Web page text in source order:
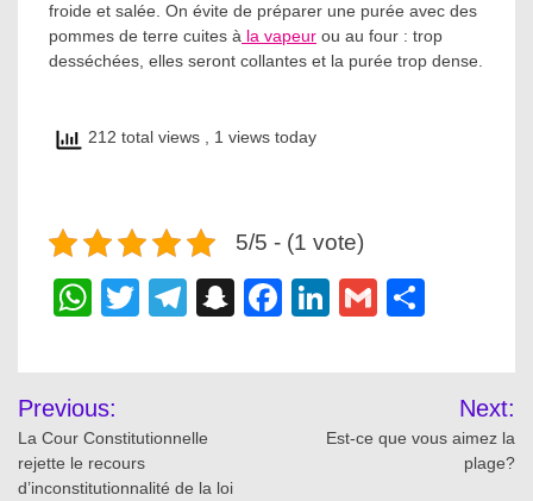
froide et salée. On évite de préparer une purée avec des
pommes de terre cuites à la vapeur ou au four : trop
desséchées, elles seront collantes et la purée trop dense.
212 total views , 1 views today
5/5 - (1 vote)
WhatsApp
TwitterTelegram
Snapchat
Facebook
LinkedIn
Gmail
Post
navigation
Previous:
La Cour Constitutionnelle
rejette le recours
d’inconstitutionnalité de la loi
Next:
Est-ce que vous aimez la
plage?